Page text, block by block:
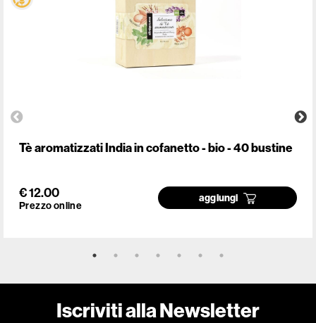
Tè aromatizzati India in cofanetto - bio - 40 bustine
€ 12.00
Prezzo online
aggiungi
Iscriviti alla Newsletter